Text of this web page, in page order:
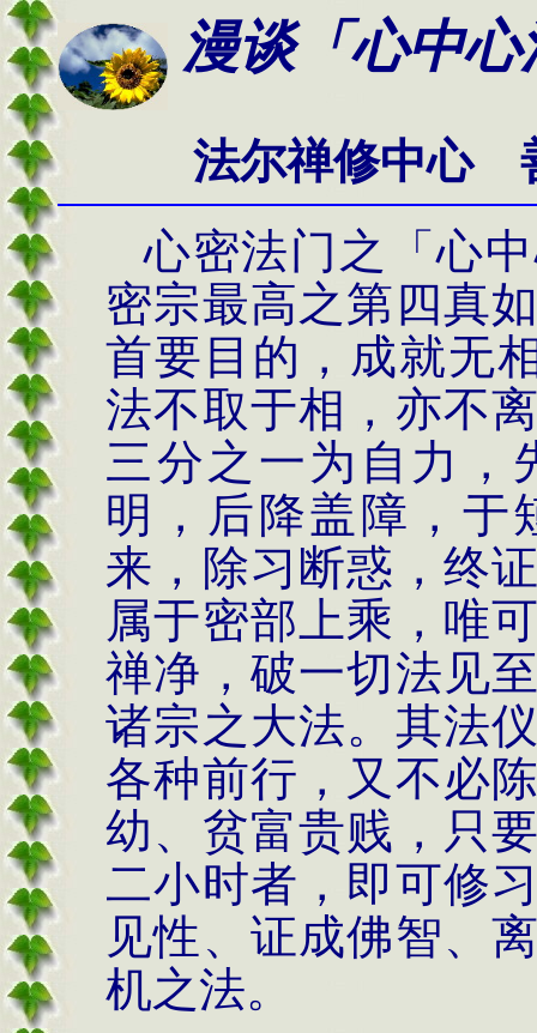
漫谈「心中
法尔禅修中心
心密法门之「心
密宗最高之第四真
首要目的，成就无
法不取于相，亦不
三分之一为自力，
明，后降盖障，于
来，除习断惑，终
属于密部上乘，唯
禅净，破一切法见
诸宗之大法。其法
各种前行，又不必
幼、贫富贵贱，只
二小时者，即可修
见性、证成佛智、
机之法。